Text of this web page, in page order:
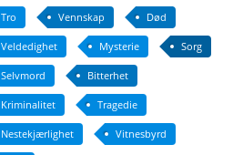
Tro Vennskap Død
Veldedighet Mysterie Sorg
Selvmord Bitterhet
Kriminalitet Tragedie
Nestekjærlighet Vitnesbyrd